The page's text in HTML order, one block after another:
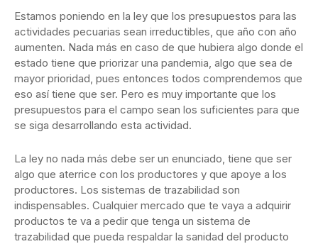
Estamos poniendo en la ley que los presupuestos para las
actividades pecuarias sean irreductibles, que año con año
aumenten. Nada más en caso de que hubiera algo donde el
estado tiene que priorizar una pandemia, algo que sea de
mayor prioridad, pues entonces todos comprendemos que
eso así tiene que ser. Pero es muy importante que los
presupuestos para el campo sean los suficientes para que
se siga desarrollando esta actividad.
La ley no nada más debe ser un enunciado, tiene que ser
algo que aterrice con los productores y que apoye a los
productores. Los sistemas de trazabilidad son
indispensables. Cualquier mercado que te vaya a adquirir
productos te va a pedir que tenga un sistema de
trazabilidad que pueda respaldar la sanidad del producto